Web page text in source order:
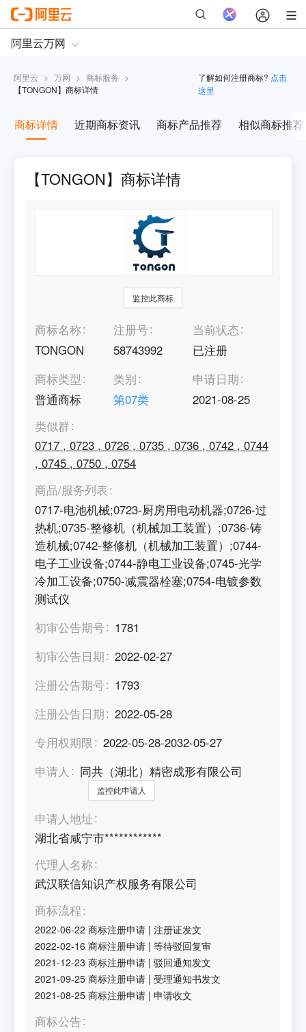
阿里云 > 万网 > 商标服务 >
【TONGON】商标详情
了解如何注册商标? 点击
这里
商标详情 近期商标资讯 商标产品推荐 相似商标推荐
【TONGON】商标详情
监控此商标
商标名称
TONGON
注册号
58743992
当前状态
已注册
商标类型
普通商标
类别
第07类
申请日期
2021-08-25
类似群
0717 ,0723 ,0726 ,0735 ,0736 ,0742 ,0744
,0745 ,0750 ,0754
商品/服务列表
0717-电池机械;0723-厨房用电动机器;0726-过
热机;0735-整修机（机械加工装置）;0736-铸
造机械;0742-整修机（机械加工装置）;0744-
电子工业设备;0744-静电工业设备;0745-光学
冷加工设备;0750-减震器栓塞;0754-电镀参数
测试仪
初审公告期号
1781
初审公告日期
2022-02-27
注册公告期号
1793
注册公告日期
2022-05-28
专用权期限
2022-05-28-2032-05-27
申请人
同共（湖北）精密成形有限公司
监控此申请人
申请人地址
湖北省咸宁市************
代理人名称
武汉联信知识产权服务有限公司
商标流程
2022-06-22 商标注册申请 |注册证发文
2022-02-16 商标注册申请 |等待驳回复审
2021-12-23 商标注册申请 |驳回通知发文
2021-09-25 商标注册申请 |受理通知书发文
2021-08-25 商标注册申请 |申请收文
商标公告